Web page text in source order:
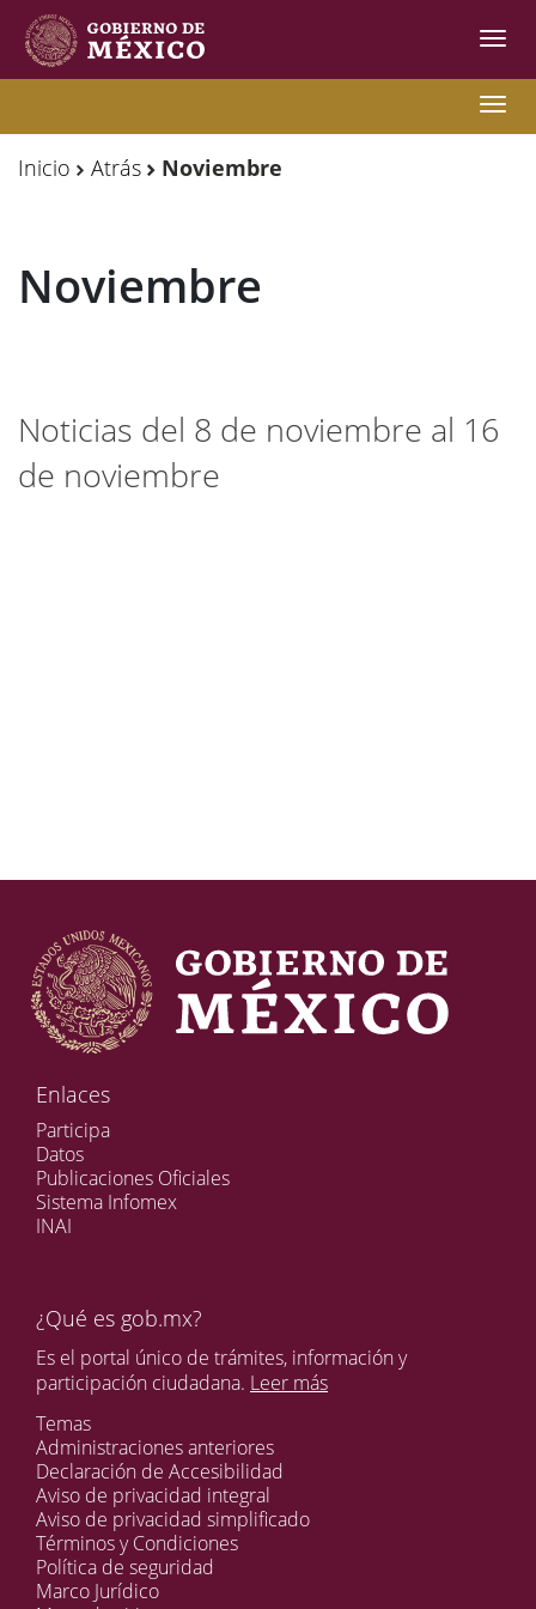
de
Y
de
Y
Inicio Atrás Noviembre
Noviembre
Noticias del 8 de noviembre al 16
de noviembre
Enlaces
Participa
Datos
Publicaciones Oficiales
Sistema Infomex
INAI
¿Qué es gob.mx?
Es el portal único de trámites, información y
participación ciudadana. Leer más
Temas
Administraciones anteriores
Declaración de Accesibilidad
Aviso de privacidad integral
Aviso de privacidad simplificado
Términos y Condiciones
Política de seguridad
Marco Jurídico